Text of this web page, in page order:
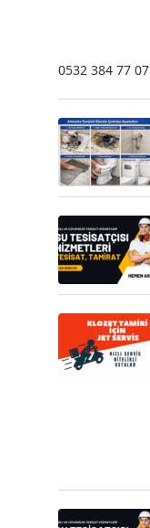
0532 384 77 07